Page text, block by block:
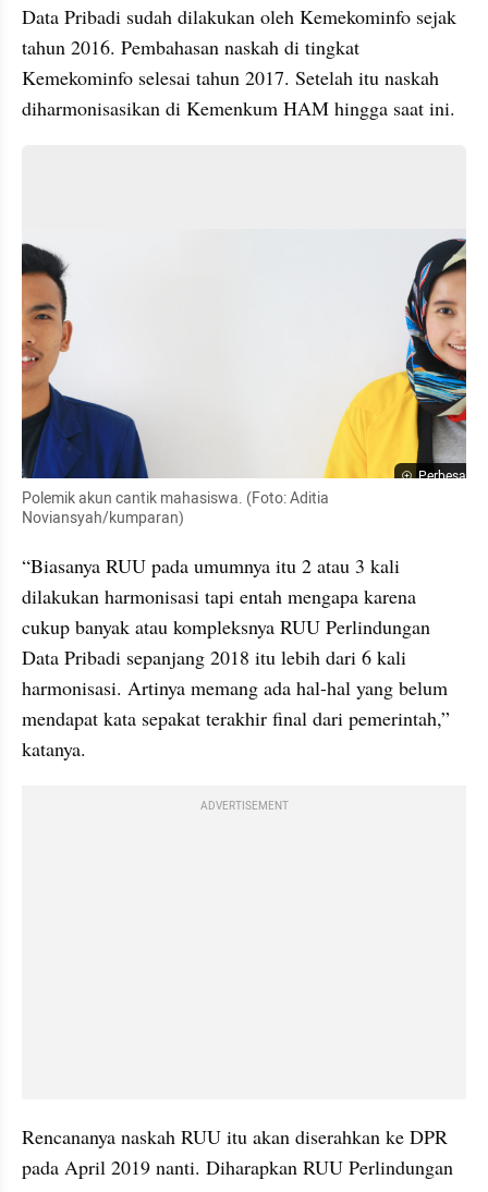
Data Pribadi sudah dilakukan oleh Kemekominfo sejak
tahun 2016. Pembahasan naskah di tingkat
Kemekominfo selesai tahun 2017. Setelah itu naskah
diharmonisasikan di Kemenkum HAM hingga saat ini.
Perbesar
Polemik akun cantik mahasiswa. (Foto: Aditia
Noviansyah/kumparan)
“Biasanya RUU pada umumnya itu 2 atau 3 kali
dilakukan harmonisasi tapi entah mengapa karena
cukup banyak atau kompleksnya RUU Perlindungan
Data Pribadi sepanjang 2018 itu lebih dari 6 kali
harmonisasi. Artinya memang ada hal-hal yang belum
mendapat kata sepakat terakhir final dari pemerintah,”
katanya.
ADVERTISEMENT
Rencananya naskah RUU itu akan diserahkan ke DPR
pada April 2019 nanti. Diharapkan RUU Perlindungan